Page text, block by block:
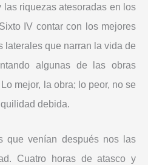
las riquezas atesoradas en los
IV contar con los mejores
laterales que narran la vida de
algunas de las obras
mejor, la obra; lo peor, no se
debida.
que venían después nos las
Cuatro horas de atasco y